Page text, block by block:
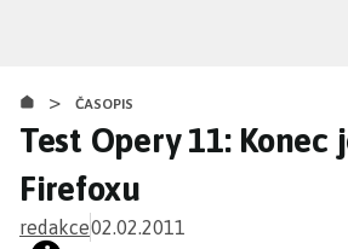
obsahu
> ČASOPIS
Test Opery 11: Konec
Firefoxu
redakce02.02.2011